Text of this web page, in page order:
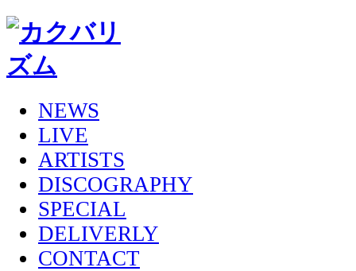
NEWS
LIVE
ARTISTS
DISCOGRAPHY
SPECIAL
DELIVERLY
CONTACT